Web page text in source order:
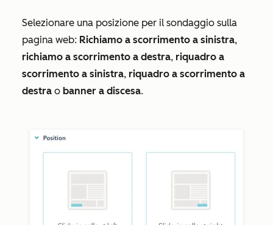
Selezionare una posizione per il sondaggio sulla
pagina web: Richiamo a scorrimento a sinistra,
richiamo a scorrimento a destra, riquadro a
scorrimento a sinistra, riquadro a scorrimento a
destra o banner a discesa.